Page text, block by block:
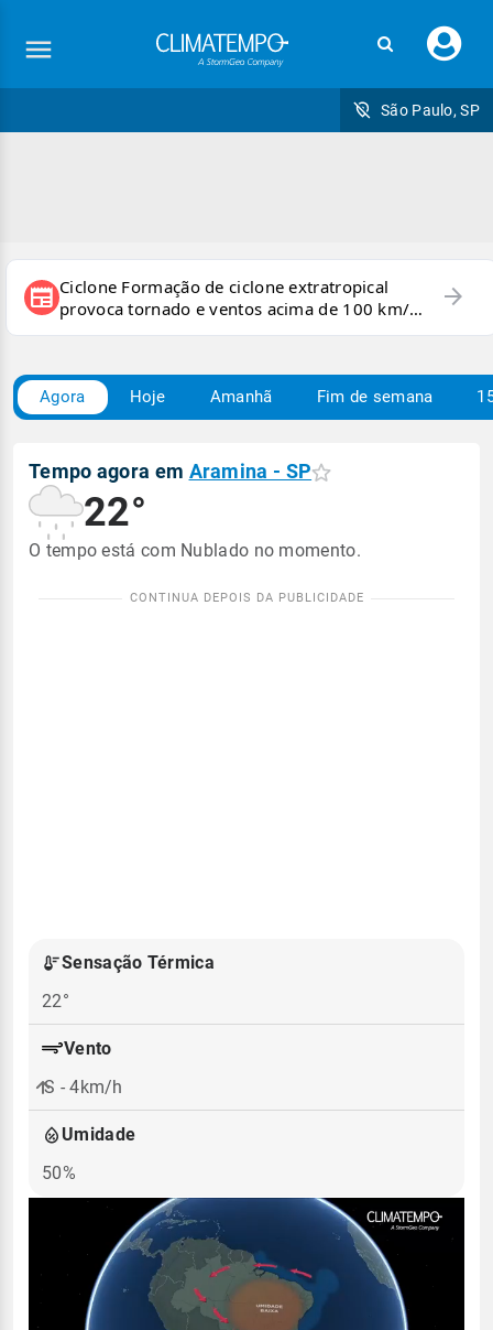
seu
São Paulo, SP
newspaper Ciclone Formação de ciclone extratropical
provoca tornado e ventos acima de 100 km/h
no RS
arrow_forward
Agora Hoje Amanhã Fim de semana
Tempo agora em Aramina - SP
22°
O tempo está com Nublado no momento.
Sensação Térmica
22°
Vento
S - 4km/h
Umidade
50%